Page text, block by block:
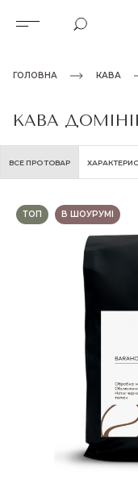
ГОЛОВНА КАВА
КАВА
ВСЕ ПРО ТОВАР
ТОП В ШОУРУМІ